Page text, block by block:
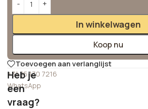
In winkelwagen
Koop nu
Toevoegen aan verlanglijst
+31 85 130 7216
WhatsApp
Heb je
een
vraag?